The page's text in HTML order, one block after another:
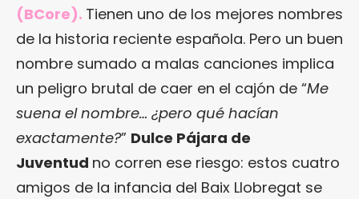
(BCore). Tienen uno de los mejores nombres
de la historia reciente española. Pero un buen
nombre sumado a malas canciones implica
un peligro brutal de caer en el cajón de “Me
suena el nombre… ¿pero qué hacían
exactamente?” Dulce Pájara de
Juventud no corren ese riesgo: estos cuatro
amigos de la infancia del Baix Llobregat se